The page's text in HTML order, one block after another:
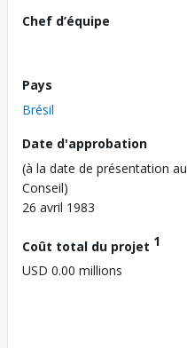
Chef d’équipe
Pays
Brésil
Date d'approbation
(à la date de présentation au
Conseil)
26 avril 1983
Coût total du projet 1
USD 0.00 millions